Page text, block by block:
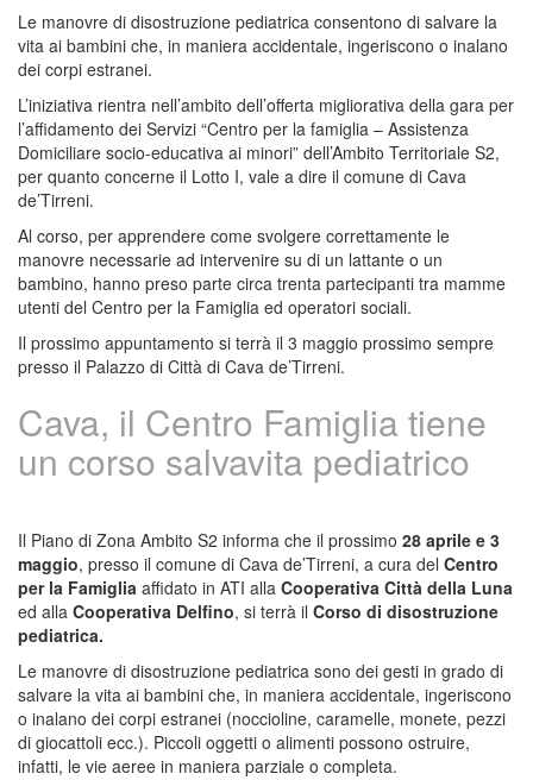
Le manovre di disostruzione pediatrica consentono di salvare la
vita ai bambini che, in maniera accidentale, ingeriscono o inalano
dei corpi estranei.
L’iniziativa rientra nell’ambito dell’offerta migliorativa della gara per
l’affidamento dei Servizi “Centro per la famiglia – Assistenza
Domiciliare socio-educativa ai minori” dell’Ambito Territoriale S2,
per quanto concerne il Lotto I, vale a dire il comune di Cava
de’Tirreni.
Al corso, per apprendere come svolgere correttamente le
manovre necessarie ad intervenire su di un lattante o un
bambino, hanno preso parte circa trenta partecipanti tra mamme
utenti del Centro per la Famiglia ed operatori sociali.
Il prossimo appuntamento si terrà il 3 maggio prossimo sempre
presso il Palazzo di Città di Cava de’Tirreni.
Cava, il Centro Famiglia tiene
un corso salvavita pediatrico
Il Piano di Zona Ambito S2 informa che il prossimo 28 aprile e 3
maggio, presso il comune di Cava de’Tirreni, a cura del Centro
per la Famiglia affidato in ATI alla Cooperativa Città della Luna
ed alla Cooperativa Delfino, si terrà il Corso di disostruzione
pediatrica.
Le manovre di disostruzione pediatrica sono dei gesti in grado di
salvare la vita ai bambini che, in maniera accidentale, ingeriscono
o inalano dei corpi estranei (noccioline, caramelle, monete, pezzi
di giocattoli ecc.). Piccoli oggetti o alimenti possono ostruire,
infatti, le vie aeree in maniera parziale o completa.